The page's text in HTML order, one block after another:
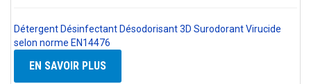
Détergent Désinfectant Désodorisant 3D Surodorant Virucide
selon norme EN14476
EN SAVOIR PLUS